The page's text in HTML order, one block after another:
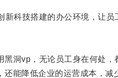
技搭建的办公环境，让员
vp，无论员工身在何处，
降低企业的运营成本，减